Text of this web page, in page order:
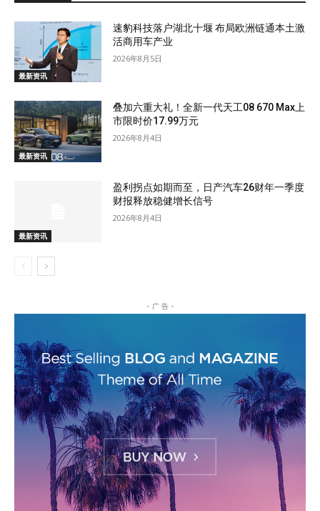
最新资讯
速豹科技落户湖北十堰 布局欧洲链通本土激
活商用车产业
2026年8月5日
最新资讯
叠加六重大礼！全新一代天工08 670 Max上
市限时价17.99万元
2026年8月4日
最新资讯
盈利拐点如期而至，日产汽车26财年一季度
财报释放稳健增长信号
2026年8月4日
- 广 告 -